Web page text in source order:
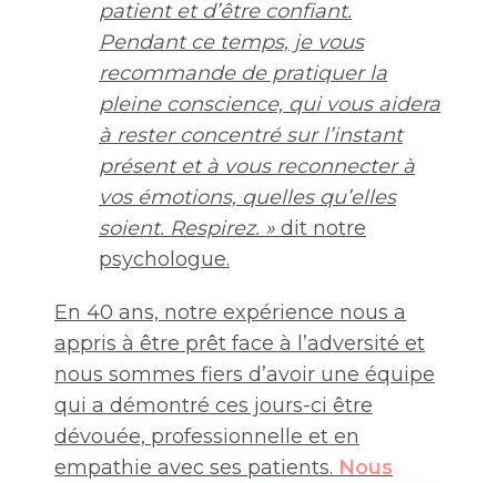
patient et d’être confiant.
Pendant ce temps, je vous
recommande de pratiquer la
pleine conscience, qui vous aidera
à rester concentré sur l’instant
présent et à vous reconnecter à
vos émotions, quelles qu’elles
soient. Respirez. » dit notre
psychologue.
En 40 ans, notre expérience nous a
appris à être prêt face à l’adversité et
nous sommes fiers d’avoir une équipe
qui a démontré ces jours-ci être
dévouée, professionnelle et en
empathie avec ses patients. Nous